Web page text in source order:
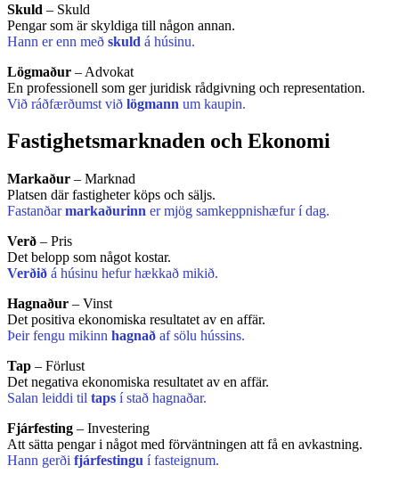
Skuld – Skuld
Pengar som är skyldiga till någon annan.
Hann er enn með skuld á húsinu.
Lögmaður – Advokat
En professionell som ger juridisk rådgivning och representation.
Við ráðfærðumst við lögmann um kaupin.
Fastighetsmarknaden och Ekonomi
Markaður – Marknad
Platsen där fastigheter köps och säljs.
Fastanðarmarkaðurinn er mjög samkeppnishæfur í dag.
Verð – Pris
Det belopp som något kostar.
Verðið á húsinu hefur hækkað mikið.
Hagnaður – Vinst
Det positiva ekonomiska resultatet av en affär.
Þeir fengu mikinn hagnað af sölu hússins.
Tap – Förlust
Det negativa ekonomiska resultatet av en affär.
Salan leiddi til taps í stað hagnaðar.
Fjárfesting – Investering
Att sätta pengar i något med förväntningen att få en avkastning.
Hann gerði fjárfestingu í fasteignum.